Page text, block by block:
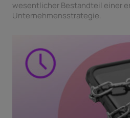
wesentlicher Bestandteil einer
Unternehmensstrategie.